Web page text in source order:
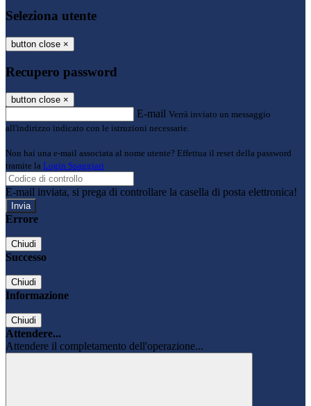
Seleziona utente
button close ×
Recupero password
button close ×
E-mail Verrà inviato un messaggio
all'indirizzo indicato con le istruzioni necessarie.
Non hai una e-mail associata al nome utente? Effettua il reset della password
tramite la Login Spaggiari
E-mail inviata, si prega di controllare la casella di posta elettronica!
Errore
Chiudi
Successo
Chiudi
Informazione
Chiudi
Attendere...
Attendere il completamento dell'operazione...